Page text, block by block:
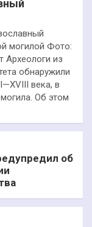
могилой Фото:
Археологи из
обнаружили
века, в
Об этом
об